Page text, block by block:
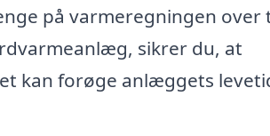
på varmeregningen over
sikrer du, at
kan forøge anlæggets